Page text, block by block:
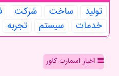
تولید ساخت شركت
خدمات
سیستم تجربه
اخبار اسمارت کاور